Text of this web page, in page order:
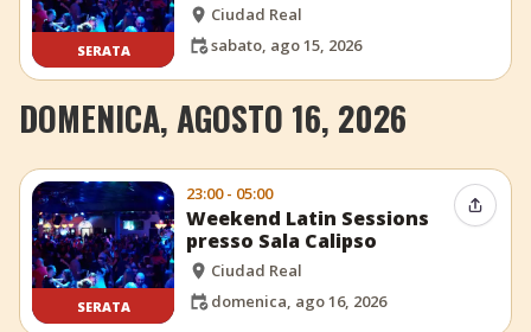
SERATA
Ciudad Real
sabato, ago 15, 2026
DOMENICA, AGOSTO 16, 2026
SERATA
23:00 - 05:00
Weekend Latin Sessions
presso Sala Calipso
Ciudad Real
domenica, ago 16, 2026